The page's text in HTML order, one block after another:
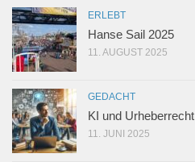
ERLEBT
Hanse Sail 2025
11. AUGUST 2025
GEDACHT
KI und Urheberrecht
11. JUNI 2025